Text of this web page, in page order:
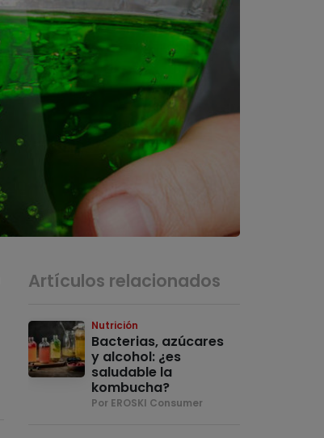
Artículos relacionados
Nutrición
Bacterias, azúcares
y alcohol: ¿es
saludable la
kombucha?
Por EROSKI Consumer